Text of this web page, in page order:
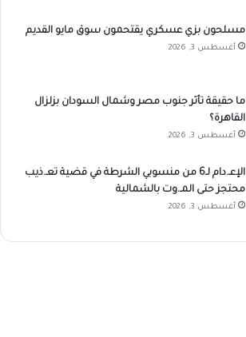
مسلحون بزي عسكري يقتحمون سوق مايو القديم
أغسطس 3, 2026
ما حقيقة تأثر جنوب مصر وشمال السودان بزلزال
القاهرة؟
أغسطس 3, 2026
الإعـ.دام لـ6 من منسوبي الشرطة في قضية تعـ.ذيب
محتجز حتى المـ.وت بالشمالية
أغسطس 3, 2026